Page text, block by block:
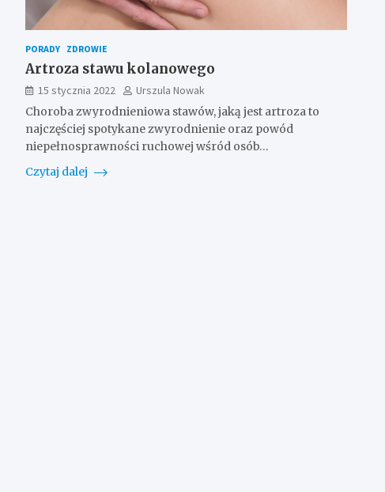
PORADY ZDROWIE
Artroza stawu kolanowego
15 stycznia 2022
Urszula Nowak
Choroba zwyrodnieniowa stawów, jaką jest artroza to
najczęściej spotykane zwyrodnienie oraz powód
niepełnosprawności ruchowej wśród osób…
Czytaj dalej